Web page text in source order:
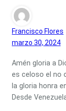
Francisco Flores
marzo 30, 2024
Amén gloria a
es celoso el no
la gloria honra
Desde